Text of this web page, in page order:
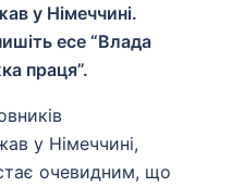
у Німеччині.
есе “Влада
праця”.
у Німеччині,
очевидним, що